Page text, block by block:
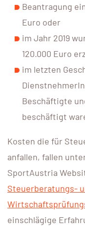
Beantragung
Euro oder
im Jahr 2019
120.000 Euro
im letzten
Beschäftigte
beschäftigt
Kosten die für
anfallen, fallen
SportAustria
Steuerberatungs-
einschlägige